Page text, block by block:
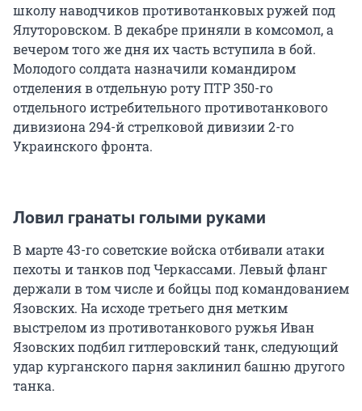
школу наводчиков противотанковых ружей под
Ялуторовском. В декабре приняли в комсомол, а
вечером того же дня их часть вступила в бой.
Молодого солдата назначили командиром
отделения в отдельную роту ПТР 350-го
отдельного истребительного противотанкового
дивизиона 294-й стрелковой дивизии 2-го
Украинского фронта.
Ловил гранаты голыми руками
В марте 43-го советские войска отбивали атаки
пехоты и танков под Черкассами. Левый фланг
держали в том числе и бойцы под командованием
Язовских. На исходе третьего дня метким
выстрелом из противотанкового ружья Иван
Язовских подбил гитлеровский танк, следующий
удар курганского парня заклинил башню другого
танка.